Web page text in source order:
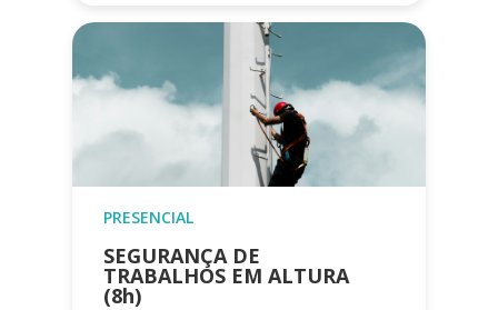
PRESENCIAL
SEGURANÇA DE
TRABALHOS EM ALTURA
(8h)